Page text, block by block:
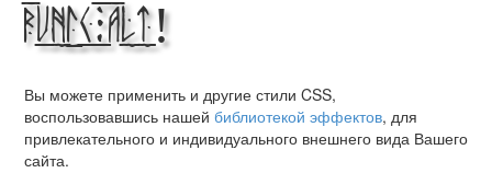
Runic Alt!
Вы можете применить и другие стили CSS,
воспользовавшись нашей библиотекой эффектов, для
привлекательного и индивидуального внешнего вида Вашего
сайта.